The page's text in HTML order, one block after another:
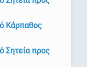
Κάρπαθος
Σητεία προς